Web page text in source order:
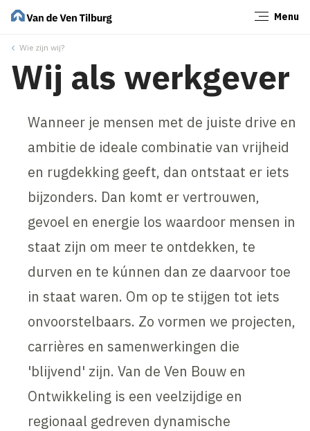
Menu
Wie zijn wij?
Wij als werkgever
Wanneer je mensen met de juiste drive en
ambitie de ideale combinatie van vrijheid
en rugdekking geeft, dan ontstaat er iets
bijzonders. Dan komt er vertrouwen,
gevoel en energie los waardoor mensen in
staat zijn om meer te ontdekken, te
durven en te kúnnen dan ze daarvoor toe
in staat waren. Om op te stijgen tot iets
onvoorstelbaars. Zo vormen we projecten,
carrières en samenwerkingen die
'blijvend' zijn. Van de Ven Bouw en
Ontwikkeling is een veelzijdige en
regionaal gedreven dynamische
Sluiten